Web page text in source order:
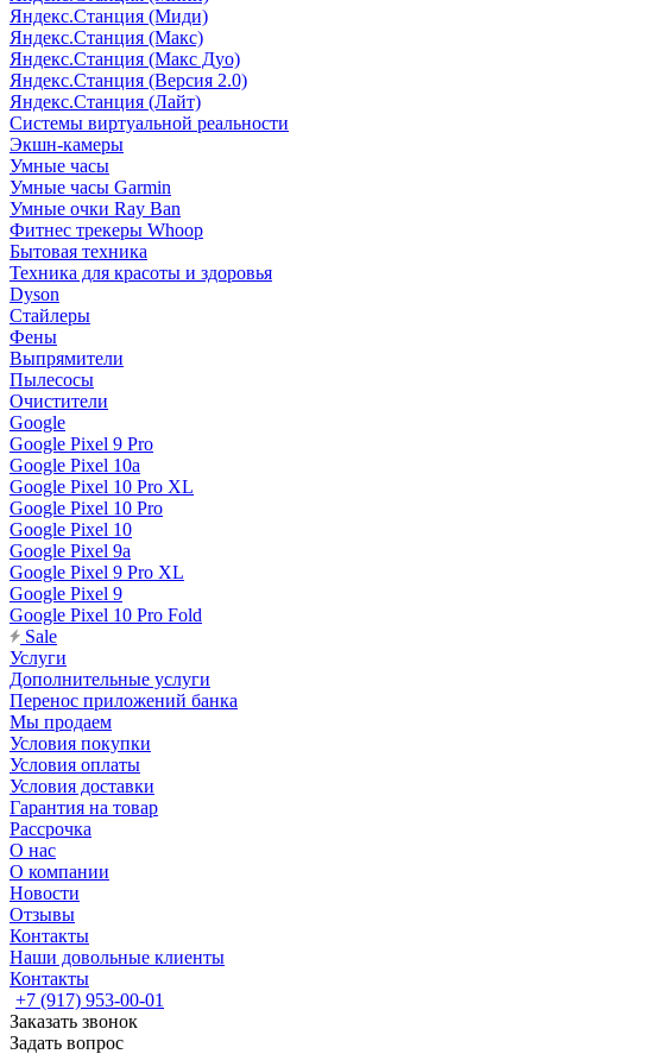
Яндекс.Станция (Миди)
Яндекс.Станция (Макс)
Яндекс.Станция (Макс Дуо)
Яндекс.Станция (Версия 2.0)
Яндекс.Станция (Лайт)
Системы виртуальной реальности
Экшн-камеры
Умные часы
Умные часы Garmin
Умные очки Ray Ban
Фитнес трекеры Whoop
Бытовая техника
Техника для красоты и здоровья
Dyson
Стайлеры
Фены
Выпрямители
Пылесосы
Очистители
Google
Google Pixel 9 Pro
Google Pixel 10a
Google Pixel 10 Pro XL
Google Pixel 10 Pro
Google Pixel 10
Google Pixel 9a
Google Pixel 9 Pro XL
Google Pixel 9
Google Pixel 10 Pro Fold
Sale
Услуги
Дополнительные услуги
Перенос приложений банка
Мы продаем
Условия покупки
Условия оплаты
Условия доставки
Гарантия на товар
Рассрочка
О нас
О компании
Новости
Отзывы
Контакты
Наши довольные клиенты
Контакты
+7 (917) 953-00-01
Заказать звонок
Задать вопрос